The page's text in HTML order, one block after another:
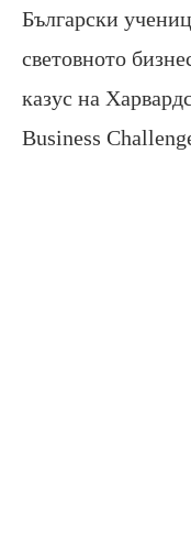
Български
световното
казус на
Business